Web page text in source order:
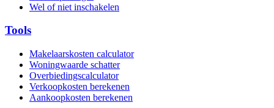
Wel of niet inschakelen
Tools
Makelaarskosten calculator
Woningwaarde schatter
Overbiedingscalculator
Verkoopkosten berekenen
Aankoopkosten berekenen